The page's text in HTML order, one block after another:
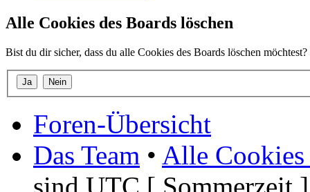
Alle Cookies des Boards löschen
Bist du dir sicher, dass du alle Cookies des Boards löschen möchtest?
Foren-Übersicht
Das Team • Alle Cookies